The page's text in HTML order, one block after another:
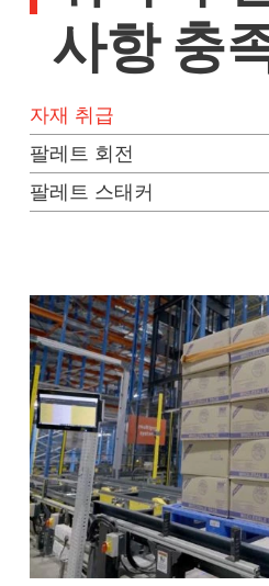
사항 충
자재 취급
팔레트 회전
팔레트 스태커